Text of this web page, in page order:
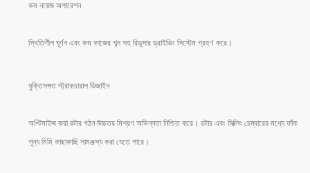
কম নয়েজ অপারেশন
স্থিতিশীল ঘূর্ণন এবং কম কাজের শব্দ সহ রিডুসার ড্রাইভিং সিস্টেম গ্রহণ করে।
যুক্তিসঙ্গত স্ট্রাকচারাল ডিজাইন
অপ্টিমাইজ করা রটার গঠন উচ্চতর মিশ্রণ অভিন্নতা নিশ্চিত করে। রটার এবং মিক্সিং চেম্বারের মধ্যে ফাঁক
শূন্য মিমি কাছাকাছি সামঞ্জস্য করা যেতে পারে।